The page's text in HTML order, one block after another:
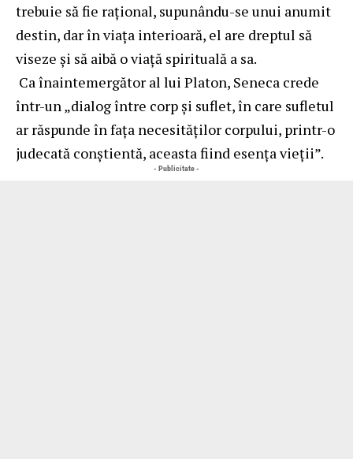
trebuie să fie rațional, supunându-se unui anumit
destin, dar în viața interioară, el are dreptul să
viseze și să aibă o viață spirituală a sa.
Ca înaintemergător al lui Platon, Seneca crede
într-un „dialog între corp și suflet, în care sufletul
ar răspunde în fața necesităților corpului, printr-o
judecată conștientă, aceasta fiind esenţa vieţii”.
- Publicitate -